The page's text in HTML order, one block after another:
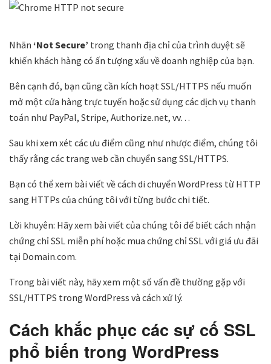
Nhãn ‘Not Secure’ trong thanh địa chỉ của trình duyệt sẽ
khiến khách hàng có ấn tượng xấu về doanh nghiệp của bạn.
Bên cạnh đó, bạn cũng cần kích hoạt SSL/HTTPS nếu muốn
mở một cửa hàng trực tuyến hoặc sử dụng các dịch vụ thanh
toán như PayPal, Stripe, Authorize.net, vv…
Sau khi xem xét các ưu điểm cũng như nhược điểm, chúng tôi
thấy rằng các trang web cần chuyển sang SSL/HTTPS.
Bạn có thể xem bài viết về cách di chuyển WordPress từ HTTP
sang HTTPs của chúng tôi với từng bước chi tiết.
Lời khuyên: Hãy xem bài viết của chúng tôi để biết cách nhận
chứng chỉ SSL miễn phí hoặc mua chứng chỉ SSL với giá ưu đãi
tại Domain.com.
Trong bài viết này, hãy xem một số vấn đề thường gặp với
SSL/HTTPS trong WordPress và cách xử lý.
Cách khắc phục các sự cố SSL
phổ biến trong WordPress